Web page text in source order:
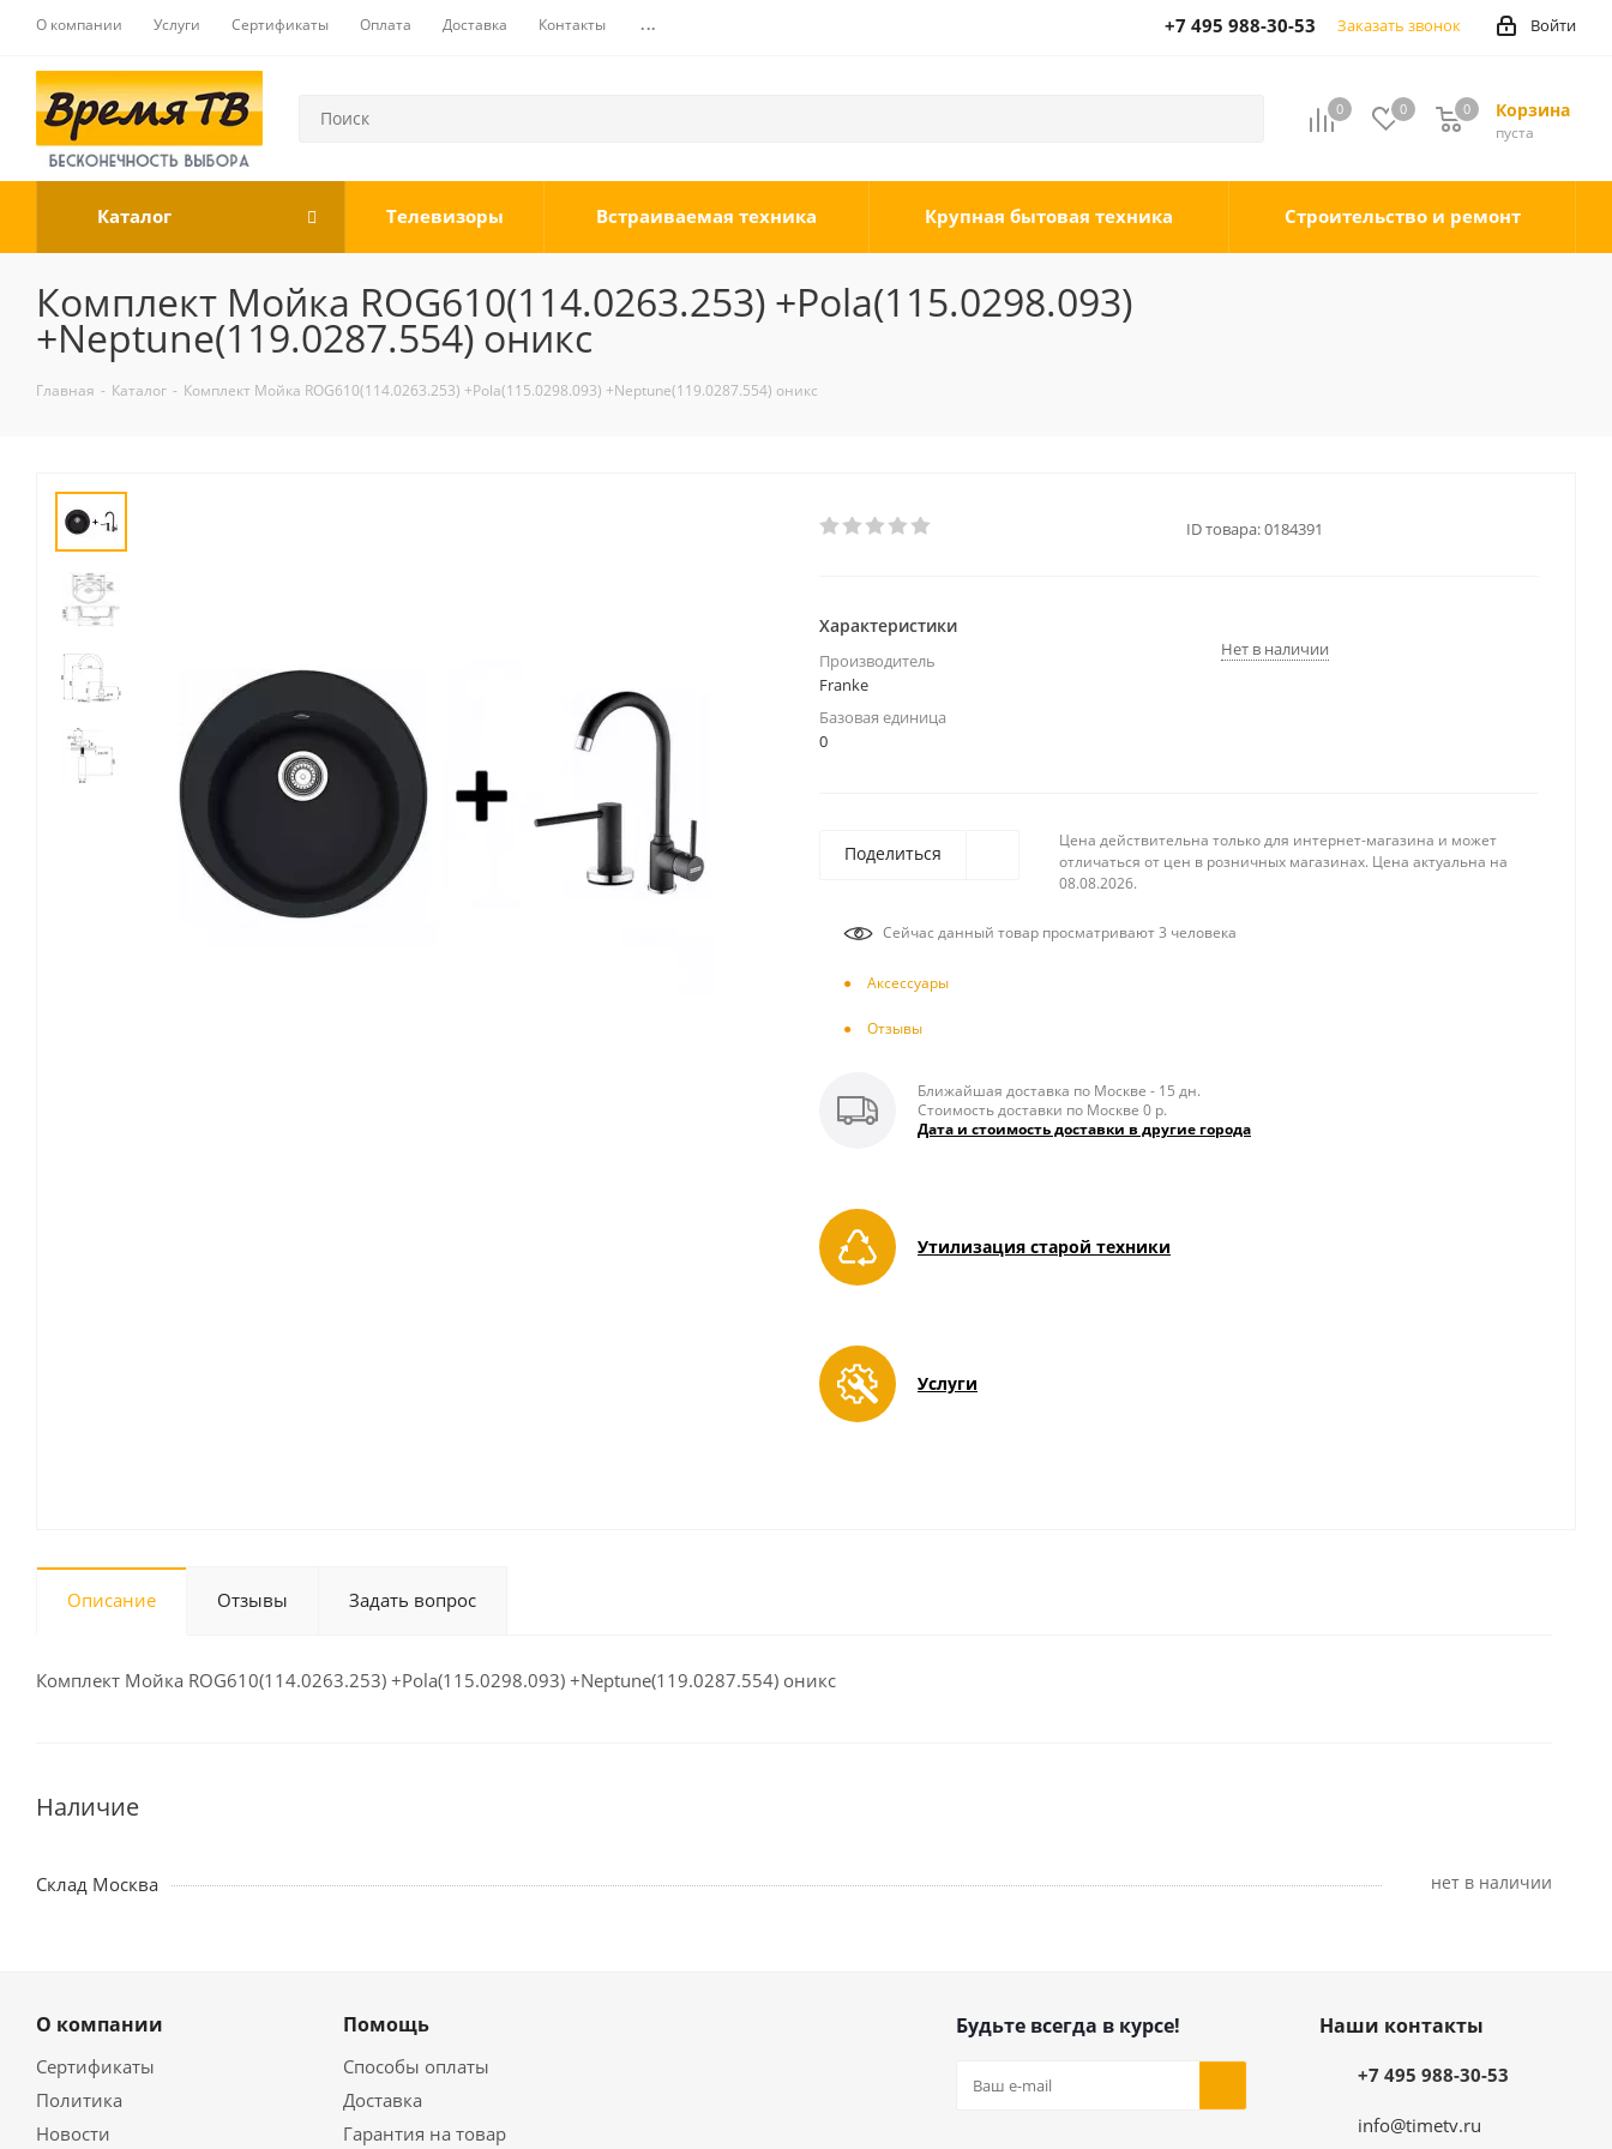
О компании Услуги Сертификаты Оплата Доставка Контакты ... Войти
+7 495 988-30-53 Заказать звонок
0 0 Корзина
0
пуста
0
Каталог Телевизоры Встраиваемая техника Крупная бытовая техника Строительство и ремонт
Комплект Мойка ROG610(114.0263.253) +Pola(115.0298.093)
+Neptune(119.0287.554) оникс
Главная - Каталог - Комплект Мойка ROG610(114.0263.253) +Pola(115.0298.093) +Neptune(119.0287.554) оникс
ID товара:0184391
Характеристики
Производитель
Franke
Базовая единица
0
Нет в наличии
Поделиться
Цена действительна только для интернет-магазина и может
отличаться от цен в розничных магазинах. Цена актуальна на
08.08.2026.
Сейчас данный товар просматривают 3 человека
Аксесcуары
Отзывы
Ближайшая доставка по Москве - 15 дн.
Стоимость доставки по Москве 0 р.
Дата и стоимость доставки в другие города
Утилизация старой техники
Услуги
Описание Отзывы Задать вопрос
Комплект Мойка ROG610(114.0263.253) +Pola(115.0298.093) +Neptune(119.0287.554) оникс
Наличие
Склад Москва Нет в наличии
О компании
Сертификаты
Политика
Новости
Помощь
Способы оплаты
Доставка
Гарантия на товар
Будьте всегда в курсе! Наши контакты
+7 495 988-30-53
info@timetv.ru